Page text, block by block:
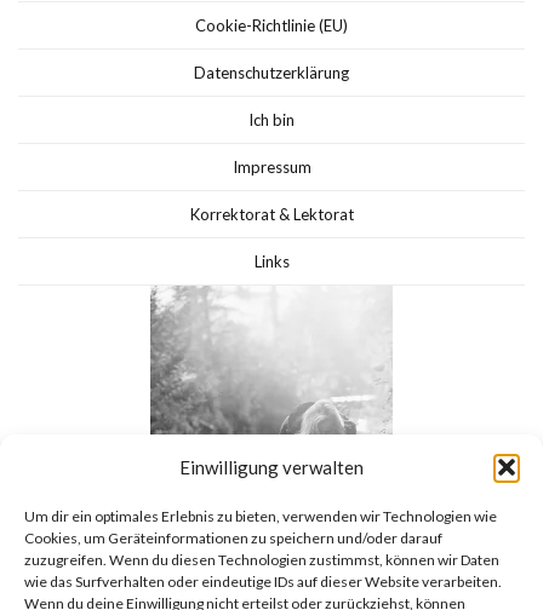
Einwilligung verwalten
Um dir ein optimales Erlebnis zu bieten, verwenden wir Technologien wie
Cookies, um Geräteinformationen zu speichern und/oder darauf
zuzugreifen. Wenn du diesen Technologien zustimmst, können wir Daten
wie das Surfverhalten oder eindeutige IDs auf dieser Website verarbeiten.
Wenn du deine Einwilligung nicht erteilst oder zurückziehst, können
Cookie-Richtlinie (EU)
Datenschutzerklärung
Ich bin
Impressum
Korrektorat & Lektorat
Links